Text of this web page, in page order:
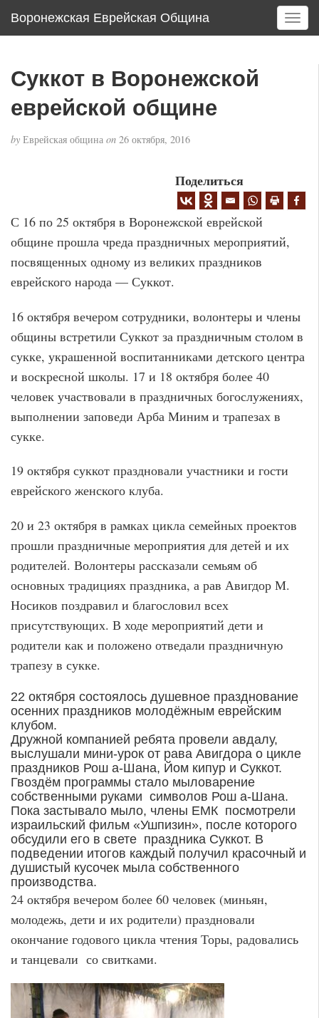
Воронежская Еврейская Община
T
o
a
t
Суккот в Воронежской
еврейской общине
by Еврейская община on 26 октября, 2016
Поделиться
С 16 по 25 октября в Воронежской еврейской
общине прошла чреда праздничных мероприятий,
посвященных одному из великих праздников
еврейского народа — Суккот.
16 октября вечером сотрудники, волонтеры и члены
общины встретили Суккот за праздничным столом в
сукке, украшенной воспитанниками детского центра
и воскресной школы. 17 и 18 октября более 40
человек участвовали в праздничных богослужениях,
выполнении заповеди Арба Миним и трапезах в
сукке.
19 октября суккот праздновали участники и гости
еврейского женского клуба.
20 и 23 октября в рамках цикла семейных проектов
прошли праздничные мероприятия для детей и их
родителей. Волонтеры рассказали семьям об
основных традициях праздника, а рав Авигдор М.
Носиков поздравил и благословил всех
присутствующих. В ходе мероприятий дети и
родители как и положено отведали праздничную
трапезу в сукке.
22 октября состоялось душевное празднование
осенних праздников молодёжным еврейским
клубом.
Дружной компанией ребята провели авдалу,
выслушали мини-урок от рава Авигдора о цикле
праздников Рош а-Шана, Йом кипур и Суккот.
Гвоздём программы стало мыловарение
собственными руками символов Рош а-Шана.
Пока застывало мыло, члены ЕМК посмотрели
израильский фильм «Ушпизин», после которого
обсудили его в свете праздника Суккот. В
подведении итогов каждый получил красочный и
душистый кусочек мыла собственного
производства.
24 октября вечером более 60 человек (миньян,
молодежь, дети и их родители) праздновали
окончание годового цикла чтения Торы, радовались
и танцевали со свитками.